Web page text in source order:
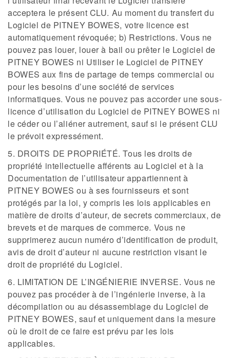
acceptera le présent CLU. Au moment du transfert du
Logiciel de PITNEY BOWES, votre licence est
automatiquement révoquée; b) Restrictions. Vous ne
pouvez pas louer, louer à bail ou prêter le Logiciel de
PITNEY BOWES ni Utiliser le Logiciel de PITNEY
BOWES aux fins de partage de temps commercial ou
pour les besoins d’une société de services
informatiques. Vous ne pouvez pas accorder une sous-
licence d’utilisation du Logiciel de PITNEY BOWES ni
le céder ou l’aliéner autrement, sauf si le présent CLU
le prévoit expressément.
5. DROITS DE PROPRIÉTÉ. Tous les droits de
propriété intellectuelle afférents au Logiciel et à la
Documentation de l’utilisateur appartiennent à
PITNEY BOWES ou à ses fournisseurs et sont
protégés par la loi, y compris les lois applicables en
matière de droits d’auteur, de secrets commerciaux, de
brevets et de marques de commerce. Vous ne
supprimerez aucun numéro d’identification de produit,
avis de droit d’auteur ni aucune restriction visant le
droit de propriété du Logiciel.
6. LIMITATION DE L’INGÉNIERIE INVERSE. Vous ne
pouvez pas procéder à de l’ingénierie inverse, à la
décompilation ou au désassemblage du Logiciel de
PITNEY BOWES, sauf et uniquement dans la mesure
où le droit de ce faire est prévu par les lois
applicables.